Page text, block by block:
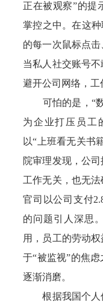
正在被观察”的提
掌控之中。在这
的每一次鼠标点
当私人社交账号
避开公司网络，工
可怕的是，“数
为企业打压员工
以“上班看无关书
院审理发现，公
工作无关，也无
官司以公司支付
的问题引人深思
用，员工的劳动
于“被监视”的焦
逐渐消磨。
根据我国个人